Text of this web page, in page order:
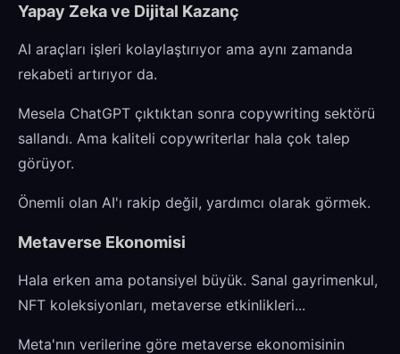
Yapay Zeka ve Dijital Kazanç
AI araçları işleri kolaylaştırıyor ama aynı zamanda
rekabeti artırıyor da.
Mesela ChatGPT çıktıktan sonra copywriting sektörü
sallandı. Ama kaliteli copywriterlar hala çok talep
görüyor.
Önemli olan AI'ı rakip değil, yardımcı olarak görmek.
Metaverse Ekonomisi
Hala erken ama potansiyel büyük. Sanal gayrimenkul,
NFT koleksiyonları, metaverse etkinlikleri...
Meta'nın verilerine göre metaverse ekonomisinin